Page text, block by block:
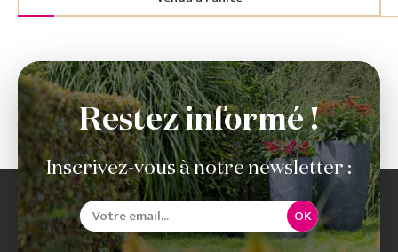
Restez informé !
Inscrivez-vous à notre newsletter :
OK